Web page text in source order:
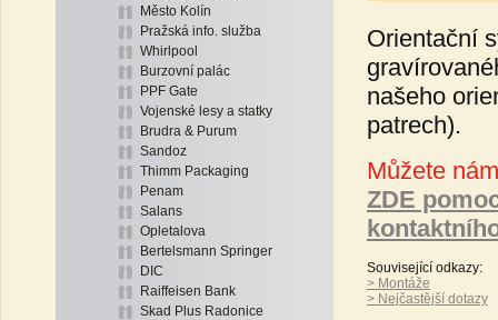
Město Kolín
Pražská info. služba
Whirlpool
Burzovní palác
PPF Gate
Vojenské lesy a statky
Brudra & Purum
Sandoz
Thimm Packaging
Penam
Salans
Opletalova
Bertelsmann Springer
DIC
Raiffeisen Bank
Skad Plus Radonice
Orientační
našeho
patrech).
Můžete
ZDE
Související odkazy:
> Montáže
> Nejčastější dotazy